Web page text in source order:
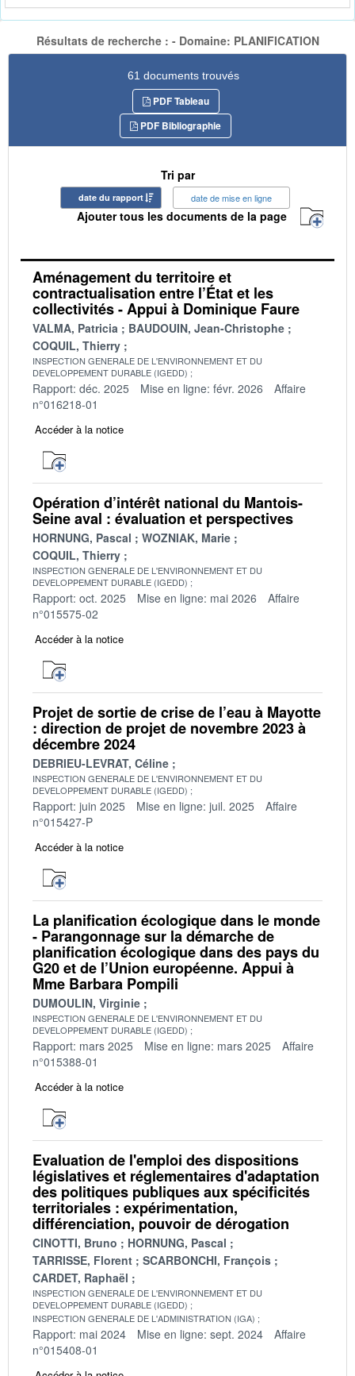
Résultats de recherche : - Domaine: PLANIFICATION
61 documents trouvés
PDF Tableau
PDF Bibliographie
Tri par
date du rapport date de mise en ligne
Ajouter tous les documents de la page
Aménagement du territoire et
contractualisation entre l’État et les
collectivités - Appui à Dominique Faure
VALMA, Patricia
BAUDOUIN, Jean-Christophe
COQUIL, Thierry
INSPECTION GENERALE DE L'ENVIRONNEMENT ET DU
DEVELOPPEMENT DURABLE (IGEDD)
Rapport: déc. 2025 Mise en ligne: févr. 2026
Affaire
n°016218-01
Accéder à la notice
Opération d’intérêt national du Mantois-
Seine aval : évaluation et perspectives
HORNUNG, Pascal
WOZNIAK, Marie
COQUIL, Thierry
INSPECTION GENERALE DE L'ENVIRONNEMENT ET DU
DEVELOPPEMENT DURABLE (IGEDD)
Rapport: oct. 2025 Mise en ligne: mai 2026
Affaire
n°015575-02
Accéder à la notice
Projet de sortie de crise de l’eau à Mayotte
: direction de projet de novembre 2023 à
décembre 2024
DEBRIEU-LEVRAT, Céline
INSPECTION GENERALE DE L'ENVIRONNEMENT ET DU
DEVELOPPEMENT DURABLE (IGEDD)
Rapport: juin 2025 Mise en ligne: juil. 2025
Affaire
n°015427-P
Accéder à la notice
La planification écologique dans le monde
- Parangonnage sur la démarche de
planification écologique dans des pays du
G20 et de l’Union européenne. Appui à
Mme Barbara Pompili
DUMOULIN, Virginie
INSPECTION GENERALE DE L'ENVIRONNEMENT ET DU
DEVELOPPEMENT DURABLE (IGEDD)
Rapport: mars 2025 Mise en ligne: mars 2025
Affaire
n°015388-01
Accéder à la notice
Evaluation de l'emploi des dispositions
législatives et réglementaires d'adaptation
des politiques publiques aux spécificités
territoriales : expérimentation,
différenciation, pouvoir de dérogation
CINOTTI, Bruno
HORNUNG, Pascal
TARRISSE, Florent
SCARBONCHI, François
CARDET, Raphaël
INSPECTION GENERALE DE L'ENVIRONNEMENT ET DU
DEVELOPPEMENT DURABLE (IGEDD)
INSPECTION GENERALE DE L'ADMINISTRATION (IGA)
Rapport: mai 2024 Mise en ligne: sept. 2024
Affaire
n°015408-01